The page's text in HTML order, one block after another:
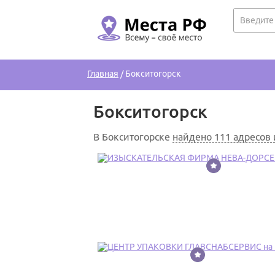
Главная /Бокситогорск
Бокситогорск
В Бокситогорске найдено 111
1
2